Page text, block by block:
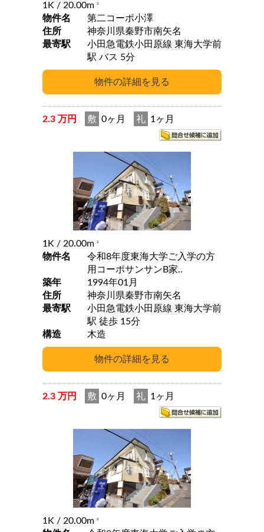
1K / 20.00m 2
物件名
第二コーポ小澤
住所
神奈川県秦野市南矢名
最寄駅
小田急電鉄小田原線 東海大学前
駅 バス 5分
2.3 万円 敷 0ヶ月 礼 1ヶ月
1K / 20.00m 2
物件名
令和8年度東海大学ご入学の方
用コーポサンサンB家..
築年
1994年01月
住所
神奈川県秦野市南矢名
最寄駅
小田急電鉄小田原線 東海大学前
駅 徒歩 15分
構造
木造
2.3 万円 敷 0ヶ月 礼 1ヶ月
1K / 20.00m 2